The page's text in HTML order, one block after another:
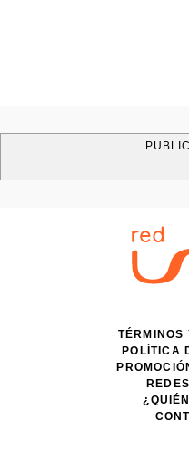
TÉRMINOS
POLÍTICA